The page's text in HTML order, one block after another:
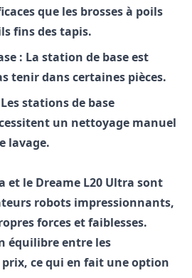
que les brosses à poils
fins des tapis.
: La station de base est
tenir dans certaines pièces.
Les stations de base
un nettoyage manuel
lavage.
et le Dreame L20 Ultra sont
robots impressionnants,
forces et faiblesses.
équilibre entre les
ce qui en fait une option